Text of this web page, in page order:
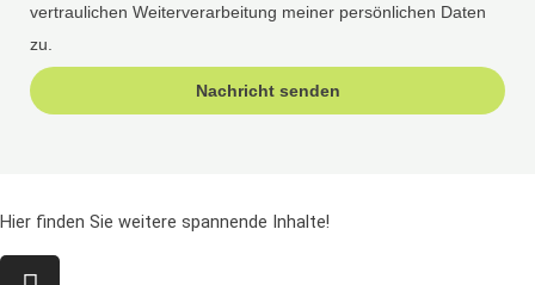
vertraulichen Weiterverarbeitung meiner persönlichen Daten
zu.
Nachricht senden
Hier finden Sie weitere spannende Inhalte!
I